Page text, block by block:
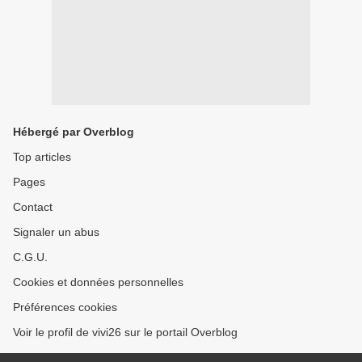
Hébergé par Overblog
Top articles
Pages
Contact
Signaler un abus
C.G.U.
Cookies et données personnelles
Préférences cookies
Voir le profil de vivi26 sur le portail Overblog